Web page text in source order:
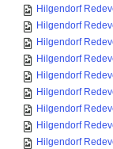
Hilgendorf
Hilgendorf
Hilgendorf
Hilgendorf
Hilgendorf
Hilgendorf
Hilgendorf
Hilgendorf
Hilgendorf